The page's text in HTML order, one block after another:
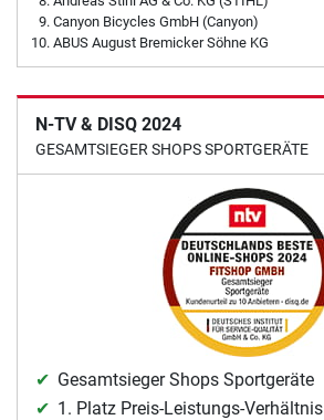
Canyon Bicycles GmbH (Canyon)
ABUS August Bremicker Söhne KG
N-TV & DISQ 2024
GESAMTSIEGER SHOPS SPORTGERÄTE
Gesamtsieger Shops Sportgeräte
1. Platz Preis-Leistungs-Verhältnis